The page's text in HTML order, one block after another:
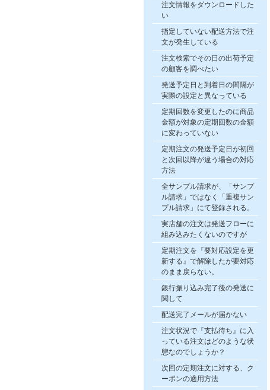
注文情報をダウンロードした
い
指定していない配送方法で注
文が発生している
注文検索でその日の出荷予定
の顧客を調べたい
発送予定日と到着日の間隔が
実際の設定と異なっている
定期回数を変更したのに商品
金額が対象の定期回数の金額
に変わっていない
定期注文の発送予定日が初回
と次回以降が違う場合の対応
方法
全サンプル請求が、「サンプ
ル請求」ではなく「重複サン
プル請求」にて登録される。
実店舗の注文は発送フローに
組み込みたくないのですが
定期注文を『要対応設定を更
新する』で解除したが要対応
のまま戻らない。
銀行振り込み完了後の発送に
関して
配送完了メールが届かない
注文状況で『支払待ち』に入
っている注文はどのような状
態なのでしょうか？
次回の定期注文に対する、ク
ーポンの適用方法